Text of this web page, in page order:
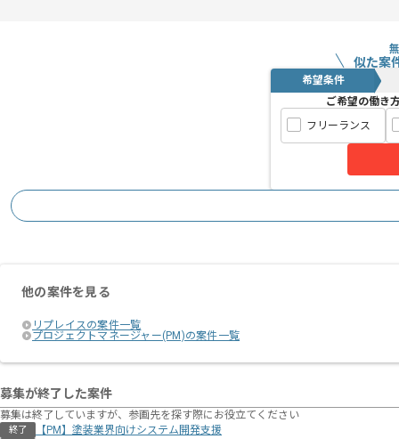
似た案
希望条件
ご希望の働き
フリーランス
他の案件を見る
リプレイスの案件一覧
プロジェクトマネージャー(PM)の案件一覧
募集が終了した案件
募集は終了していますが、参画先を探す際にお役立てください
終了 【PM】塗装業界向けシステム開発支援